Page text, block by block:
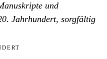
und
Jahrhundert, sorgfältig